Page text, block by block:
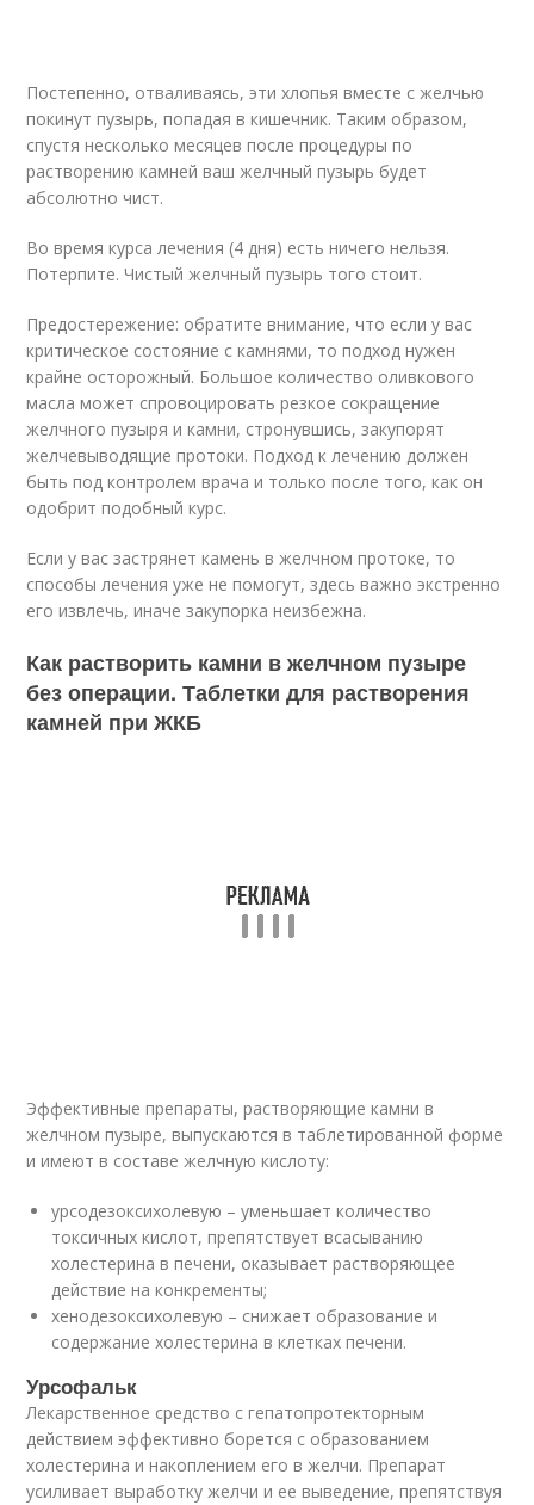
Постепенно, отваливаясь, эти хлопья вместе с желчью
покинут пузырь, попадая в кишечник. Таким образом,
спустя несколько месяцев после процедуры по
растворению камней ваш желчный пузырь будет
абсолютно чист.
Во время курса лечения (4 дня) есть ничего нельзя.
Потерпите. Чистый желчный пузырь того стоит.
Предостережение: обратите внимание, что если у вас
критическое состояние с камнями, то подход нужен
крайне осторожный. Большое количество оливкового
масла может спровоцировать резкое сокращение
желчного пузыря и камни, стронувшись, закупорят
желчевыводящие протоки. Подход к лечению должен
быть под контролем врача и только после того, как он
одобрит подобный курс.
Если у вас застрянет камень в желчном протоке, то
способы лечения уже не помогут, здесь важно экстренно
его извлечь, иначе закупорка неизбежна.
Как растворить камни в желчном пузыре
без операции. Таблетки для растворения
камней при ЖКБ
Эффективные препараты, растворяющие камни в
желчном пузыре, выпускаются в таблетированной форме
и имеют в составе желчную кислоту:
урсодезоксихолевую – уменьшает количество
токсичных кислот, препятствует всасыванию
холестерина в печени, оказывает растворяющее
действие на конкременты;
хенодезоксихолевую – снижает образование и
содержание холестерина в клетках печени.
Урсофальк
Лекарственное средство с гепатопротекторным
действием эффективно борется с образованием
холестерина и накоплением его в желчи. Препарат
усиливает выработку желчи и ее выведение, препятствуя